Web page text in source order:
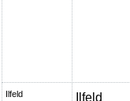
Ilfeld Ilfeld